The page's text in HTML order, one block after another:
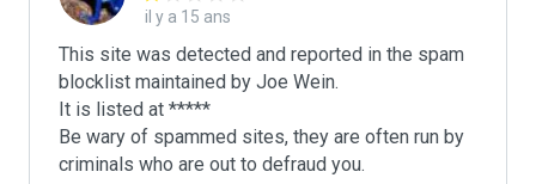
il y a 15 ans
This site was detected and reported in the spam
blocklist maintained by Joe Wein.
It is listed at *****
Be wary of spammed sites, they are often run by
criminals who are out to defraud you.